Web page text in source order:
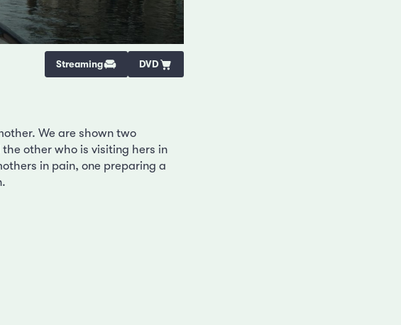
Streaming DVD
We are shown two
other who is visiting hers in
in pain, one preparing a